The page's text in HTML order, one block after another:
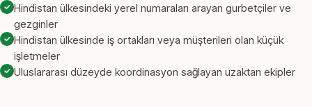
✓ Hindistan ülkesindeki yerel numaraları arayan gurbetçiler ve
gezginler
✓ Hindistan ülkesinde iş ortakları veya müşterileri olan küçük
işletmeler
✓ Uluslararası düzeyde koordinasyon sağlayan uzaktan ekipler